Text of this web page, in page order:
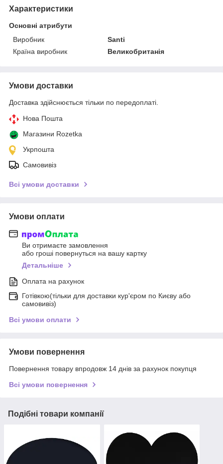
Характеристики
Основні атрибути
Виробник
Santi
Країна виробник
Великобританія
Умови доставки
Доставка здійснюється тільки по передоплаті.
Нова Пошта
Магазини Rozetka
Укрпошта
Самовивіз
Всі умови доставки
Умови оплати
Ви отримаєте замовлення
або гроші повернуться на вашу картку
Детальніше
Оплата на рахунок
Готівкою(тільки для доставки кур'єром по Києву або
самовивіз)
Всі умови оплати
Умови повернення
Повернення товару впродовж 14 днів за рахунок покупця
Всі умови повернення
Подібні товари компанії